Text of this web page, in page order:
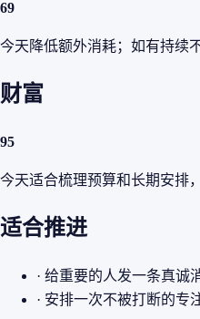
69
今天降低额外消耗；如有持续
财富
95
今天适合梳理预算和长期安排
适合推进
· 给重要的人发一条真诚
· 安排一次不被打断的专